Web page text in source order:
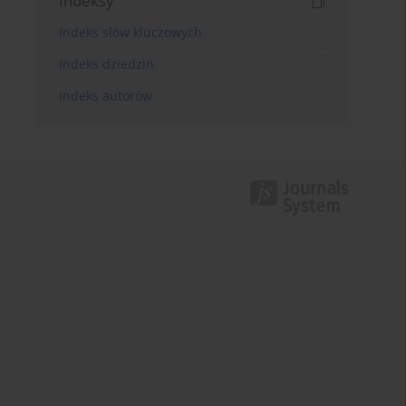
Indeks słów kluczowych
Indeks dziedzin
Indeks autorów